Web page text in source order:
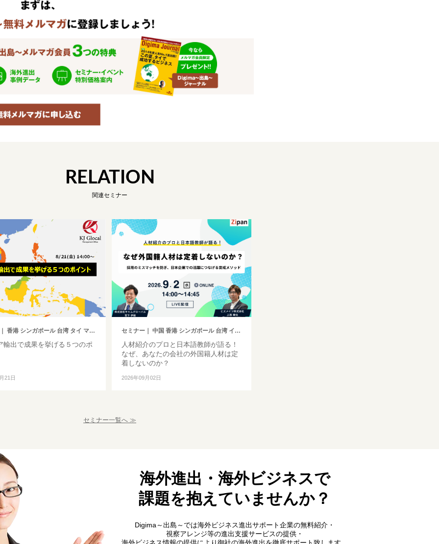
RELATION
関連セミナー
香港 シンガポール 台湾 タイ マレーシア
輸出で成果を挙げる５つのポ
21日
セミナー｜ 中国 香港 シンガポール 台湾 インドネシア 韓国 ベトナム タイ フィリピン マレーシア インド ミャンマー バングラデシュ カンボジア モンゴル その他アジア イギリス ドイツ トルコ ヨーロッパ 中東 アメリカ ブラジル 中南米 オセアニア アフリカ ロシア その他英語圏
人材紹介のプロと日本語教師が語る！
なぜ、あなたの会社の外国籍人材は定
着しないのか？
2026年09月02日
セミナー一覧へ ≫
海外進出・海外ビジネスで
課題を抱えていませんか？
Digima～出島～では海外ビジネス進出サポート企業の無料紹介・
視察アレンジ等の進出支援サービスの提供・